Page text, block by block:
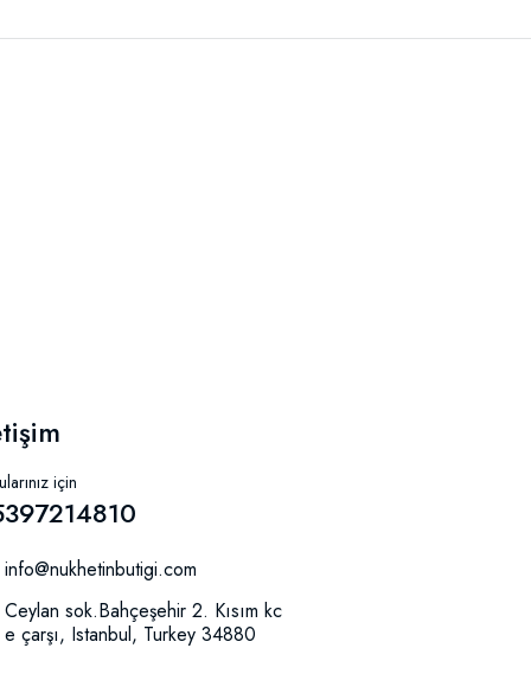
için
info@nukhetinbutigi.com
Ceylan sok.Bahçeşehir 2. Kısım kc
e çarşı, Istanbul, Turkey 34880